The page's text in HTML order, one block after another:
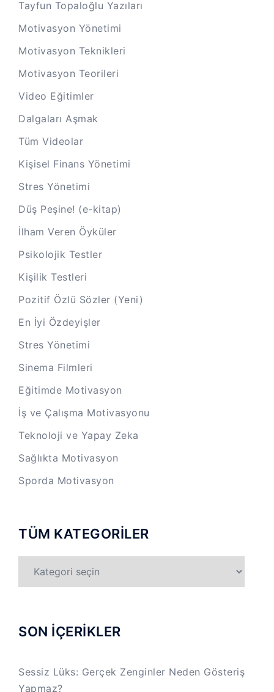
Tayfun Topaloğlu Yazıları
Motivasyon Yönetimi
Motivasyon Teknikleri
Motivasyon Teorileri
Video Eğitimler
Dalgaları Aşmak
Tüm Videolar
Kişisel Finans Yönetimi
Stres Yönetimi
Düş Peşine! (e-kitap)
İlham Veren Öyküler
Psikolojik Testler
Kişilik Testleri
Pozitif Özlü Sözler (Yeni)
En İyi Özdeyişler
Stres Yönetimi
Sinema Filmleri
Eğitimde Motivasyon
İş ve Çalışma Motivasyonu
Teknoloji ve Yapay Zeka
Sağlıkta Motivasyon
Sporda Motivasyon
TÜM KATEGORİLER
KATEGORİLER
SON İÇERİKLER
Sessiz Lüks: Gerçek Zenginler Neden Gösteriş
Yapmaz?